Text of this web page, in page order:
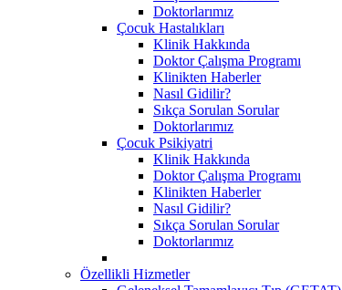
Doktorlarımız
Çocuk Hastalıkları
Klinik Hakkında
Doktor Çalışma Programı
Klinikten Haberler
Nasıl Gidilir?
Sıkça Sorulan Sorular
Doktorlarımız
Çocuk Psikiyatri
Klinik Hakkında
Doktor Çalışma Programı
Klinikten Haberler
Nasıl Gidilir?
Sıkça Sorulan Sorular
Doktorlarımız
Özellikli Hizmetler